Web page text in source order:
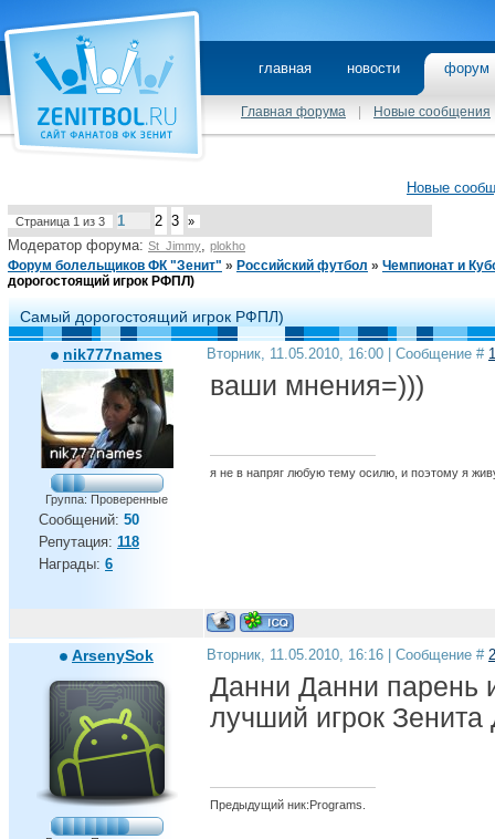
главная новости
Главная форума Новые сообщения
Новые
Страница 1 из 3 1 2 3 »
Модератор форума: St_Jimmy, plokho
Форум болельщиков ФК "Зенит" » Российский футбол » Чемпионат и
дорогостоящий игрок РФПЛ)
Самый дорогостоящий игрок РФПЛ)
nik777names
Группа: Проверенные
Сообщений: 50
Репутация: 118
Награды: 6
Вторник, 11.05.2010, 16:00 | Сообщение # 1
ваши мнения=)))
я не в напряг любую тему осилю, и поэтому я
ArsenySok Вторник, 11.05.2010, 16:16 | Сообщение # 2
Данни Данни парень
лучший игрок
Предыдущий ник:Programs.